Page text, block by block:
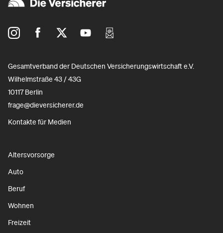
Gesamtverband der Deutschen Versicherungswirtschaft e.V.
Wilhelmstraße 43 / 43G
10117 Berlin
frage@dieversicherer.de
Kontakte für Medien
Altersvorsorge
Auto
Beruf
Wohnen
Freizeit